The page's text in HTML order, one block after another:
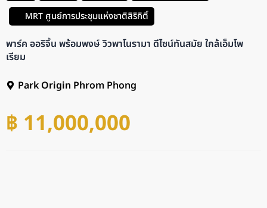
MRT ศูนย์การประชุมแห่งชาติสิริกิติ์
พาร์ค ออริจิ้น พร้อมพงษ์ วิวพาโนรามา ดีไซน์ทันสมัย ใกล้เอ็มโพ
เรียม
Park Origin Phrom Phong
฿ 11,000,000